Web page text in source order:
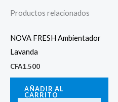
Productos relacionados
NOVA FRESH Ambientador
Lavanda
CFA1.500
AÑADIR AL
CARRITO